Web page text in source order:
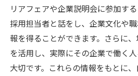
リアフェアや企業説明会に参加す
採用担当者と話をし、企業文化や
報を得ることができます。さらに
を活用し、実際にその企業で働く
大切です。これらの情報をもとに